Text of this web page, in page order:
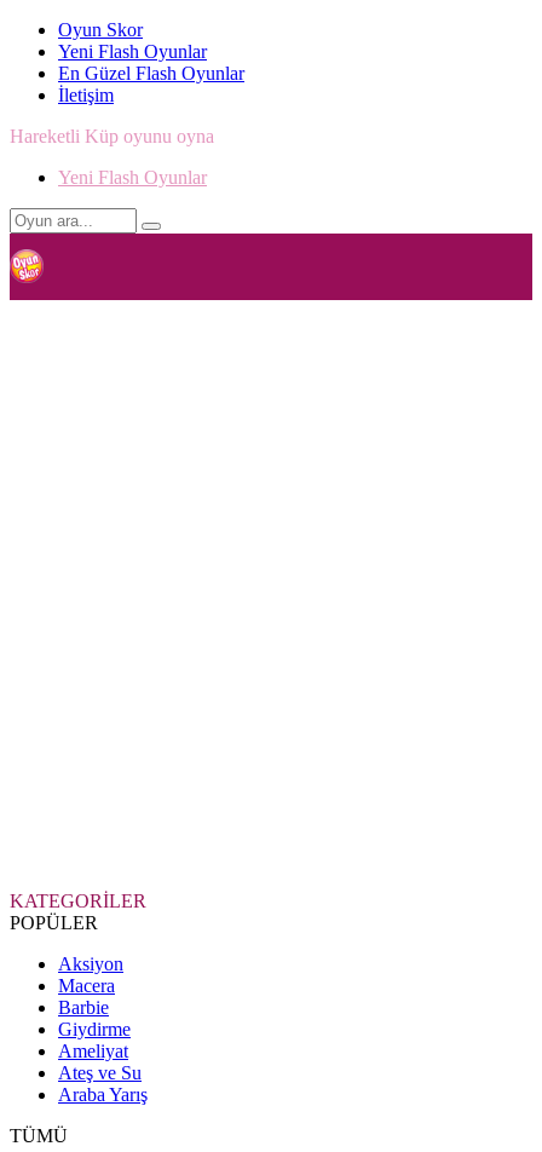
Oyun Skor
Yeni Flash Oyunlar
En Güzel Flash Oyunlar
İletişim
Hareketli Küp oyunu oyna
Yeni Flash Oyunlar
KATEGORİLER
POPÜLER
Aksiyon
Macera
Barbie
Giydirme
Ameliyat
Ateş ve Su
Araba Yarış
TÜMÜ